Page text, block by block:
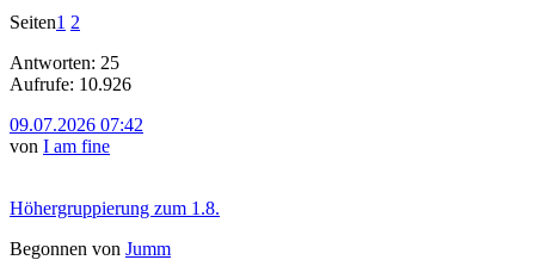
Seiten1 2
Antworten: 25
Aufrufe: 10.926
09.07.2026 07:42
von I am fine
Höhergruppierung zum 1.8.
Begonnen von Jumm